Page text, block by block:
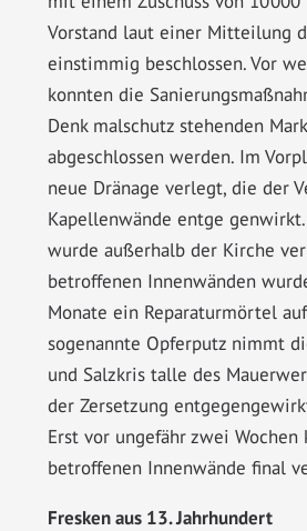
Vorstand laut einer Mitteilung
einstimmig beschlossen. Vor
konnten die
Denk malschutz stehenden
abgeschlossen werden. Im
neue Dränage verlegt, die der
Kapellenwände entge
wurde außerhalb der Kirche
betroffenen Innenwänden
Monate ein Reparaturmörtel
sogenannte Opferputz nimmt
und Salzkris talle des
der Zersetzung
Erst vor ungefähr zwei Wochen
betroffenen Innenwände final
Fresken aus 13. Jahrhundert